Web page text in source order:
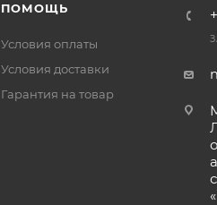
ПОМОЩЬ
Условия оплаты
Условия доставки
Гарантия на товар